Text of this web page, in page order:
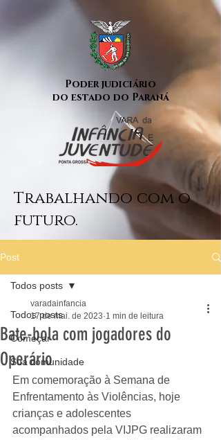
Poder judiciário
do estado do Paraná
Trabalhando com o
futuro.
Post
Todos posts
Começar
Sua comunidade
Todos posts
Bate-bola com jogadores do
Operário
varadainfancia
17 de mai. de 2023 1 min de leitura
Em comemoração à Semana de
Enfrentamento às Violências, hoje
crianças e adolescentes
acompanhados pela VIJPG realizaram